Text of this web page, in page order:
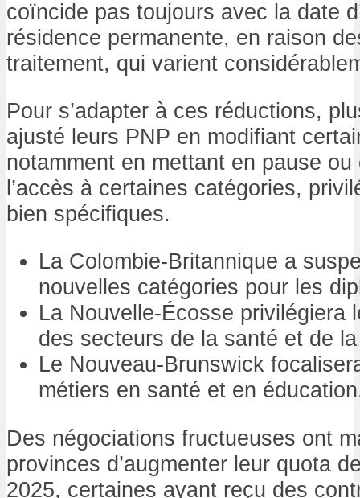
coïncide pas toujours avec la date
résidence permanente, en raison
traitement, qui varient
Pour s’adapter à ces réductions,
ajusté leurs PNP en modifiant
notamment en mettant en pause
l’accès à certaines catégories,
bien spécifiques.
La Colombie-Britannique a
nouvelles catégories pour les
La Nouvelle-Écosse privilégiera
des secteurs de la santé et de
Le Nouveau-Brunswick
métiers en santé et en
Des négociations fructueuses ont
provinces d’augmenter leur quota
2025, certaines ayant reçu des